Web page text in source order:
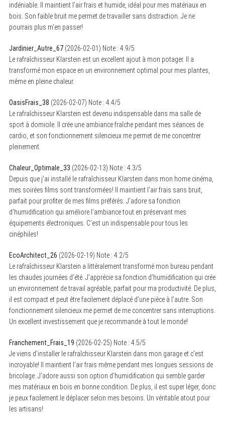
indéniable. Il maintient l’air frais et humide, idéal pour mes matériaux en
bois. Son faible bruit me permet de travailler sans distraction. Je ne
pourrais plus m’en passer!
Jardinier_Autre_67(2026-02-01) Note : 4.9/5
Le rafraîchisseur Klarstein est un excellent ajout à mon potager. Il a
transformé mon espace en un environnement optimal pour mes plantes,
même en pleine chaleur.
OasisFrais_38 (2026-02-07) Note : 4.4/5
Le rafraîchisseur Klarstein est devenu indispensable dans ma salle de
sport à domicile. Il crée une ambiance fraîche pendant mes séances de
cardio, et son fonctionnement silencieux me permet de me concentrer
pleinement.
Chaleur_Optimale_33 (2026-02-13) Note : 4.3/5
Depuis que j’ai installé le rafraîchisseur Klarstein dans mon home cinéma,
mes soirées films sont transformées! Il maintient l’air frais sans bruit,
parfait pour profiter de mes films préférés. J’adore sa fonction
d’humidification qui améliore l’ambiance tout en préservant mes
équipements électroniques. C’est un indispensable pour tous les
cinéphiles!
EcoArchitect_26 (2026-02-19) Note : 4.2/5
Le rafraîchisseur Klarstein a littéralement transformé mon bureau pendant
les chaudes journées d’été. J’apprécie sa fonction d’humidification qui crée
un environnement de travail agréable, parfait pour ma productivité. De plus,
il est compact et peut être facilement déplacé d’une pièce à l’autre. Son
fonctionnement silencieux me permet de me concentrer sans interruptions.
Un excellent investissement que je recommande à tout le monde!
Franchement_Frais_19 (2026-02-25) Note : 4.5/5
Je viens d’installer le rafraîchisseur Klarstein dans mon garage et c’est
incroyable! Il maintient l’air frais même pendant mes longues sessions de
bricolage. J’adore aussi son option d’humidification qui semble garder
mes matériaux en bois en bonne condition. De plus, il est super léger, donc
je peux facilement le déplacer selon mes besoins. Un véritable atout pour
les artisans!